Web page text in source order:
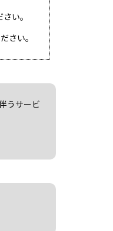
い。
さい。
うサービ